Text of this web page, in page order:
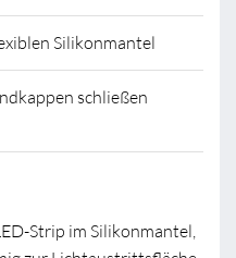
Silikonmantel
schließen
Strip im Silikonmantel,